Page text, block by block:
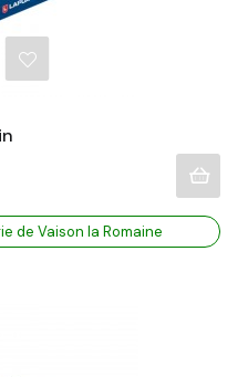
de Vaison la Romaine